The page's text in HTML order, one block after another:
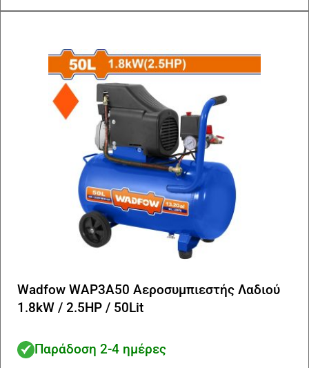
Wadfow WAP3A50 Αεροσυμπιεστής Λαδιού
1.8kW / 2.5HP / 50Lit
Παράδοση 2-4 ημέρες